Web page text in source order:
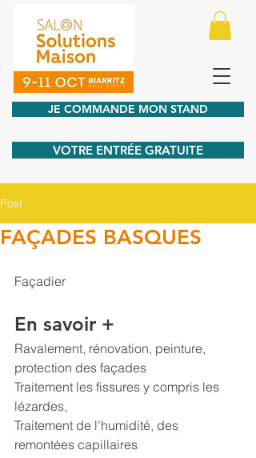
JE COMMANDE MON STAND
VOTRE ENTRÉE GRATUITE
Post
FAÇADES BASQUES
Façadier
En savoir +
Ravalement, rénovation, peinture,
protection des façades
Traitement les fissures y compris les
lézardes,
Traitement de l'humidité, des
remontées capillaires